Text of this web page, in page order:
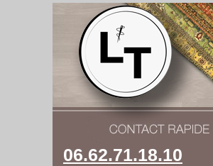
06.62.71.18.10